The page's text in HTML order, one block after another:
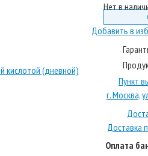
Нет в
Добавить в
Пункт
г. Москва,
Доставка
Оплата